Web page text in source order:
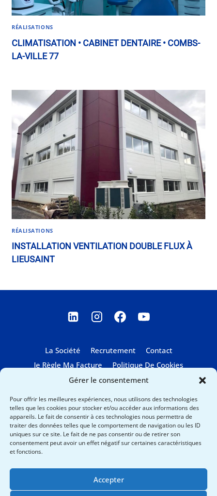
Gérer le consentement
Pour offrir les meilleures expériences, nous utilisons des technologies
telles que les cookies pour stocker et/ou accéder aux informations des
appareils. Le fait de consentir à ces technologies nous permettra de
traiter des données telles que le comportement de navigation ou les ID
uniques sur ce site. Le fait de ne pas consentir ou de retirer son
consentement peut avoir un effet négatif sur certaines caractéristiques
et fonctions.
Accepter
RÉALISATIONS
CLIMATISATION • CABINET DENTAIRE • COMBS-
LA-VILLE 77
RÉALISATIONS
INSTALLATION VENTILATION DOUBLE FLUX À
LIEUSAINT
La Société Recrutement
Contact
Je Règle Ma Facture
Politique De Cookies
Cristal Air est certifiée